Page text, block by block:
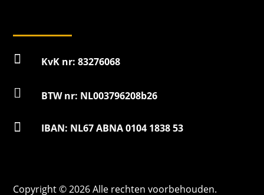
 KvK nr: 83276068
 BTW nr: NL003796208b26
 IBAN: NL67 ABNA 0104 1838 53
Copyright © 2026 Alle rechten voorbehouden.